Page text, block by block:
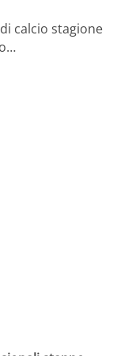
calcio stagione